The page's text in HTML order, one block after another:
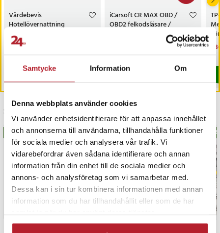
Samtycke Information Om
Denna webbplats använder cookies
Vi använder enhetsidentifierare för att anpassa innehållet
och annonserna till användarna, tillhandahålla funktioner
för sociala medier och analysera vår trafik. Vi
vidarebefordrar även sådana identifierare och annan
information från din enhet till de sociala medier och
annons- och analysföretag som vi samarbetar med.
Dessa kan i sin tur kombinera informationen med annan
information som du har tillhandahållit eller som de har
Värdebevis
Hotellövernattning
Pris:1 500 kr
1 500 kr
Köp
iCarsoft CR MAX OBD /
OBD2 felkodsläsare /
bildiagnosverktyg /
diagnosverktyg för bil
Senast besökta
BÄSTSÄLJARE